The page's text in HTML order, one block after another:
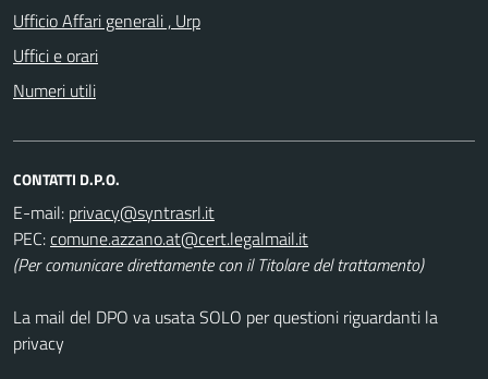
Ufficio Affari generali , Urp
Uffici e orari
Numeri utili
CONTATTI D.P.O.
E-mail:
PEC:
(Per comunicare direttamente con il Titolare del trattamento)
La mail del DPO va usata SOLO per questioni riguardanti la
privacy